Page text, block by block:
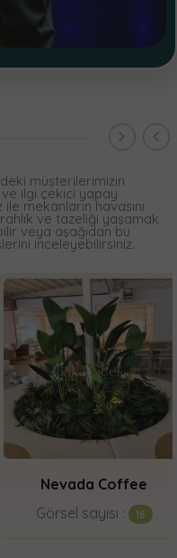
müşterilerimizin
ve ilgi çekici yapay
mekanların havasını
ve tazeliği yaşamak
veya aşağıdan bu
inceleyebilirsiniz.
Nevada Coffee
Görsel sayısı : 16